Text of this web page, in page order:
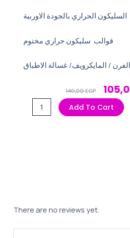
السليكون الحراري بالجودة الاوربية
قوالب سليكون حراري مختوم
/ المايكرويف/ غسالة الاطباق
140,00EGP
Price
Was:
Add To Cart
There are no reviews yet.